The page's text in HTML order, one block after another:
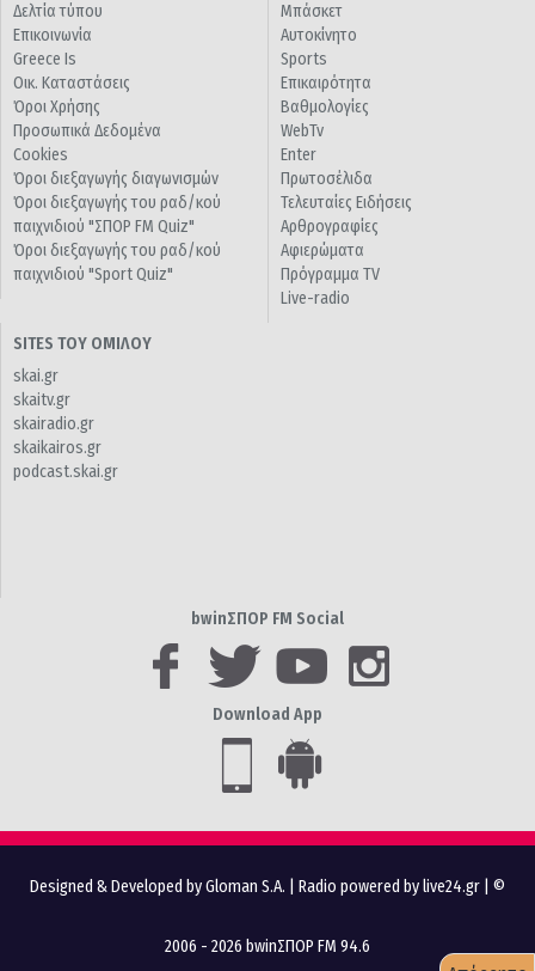
Δελτία τύπου
Επικοινωνία
Greece Is
Οικ. Καταστάσεις
Όροι Χρήσης
Προσωπικά Δεδομένα
Cookies
Όροι διεξαγωγής διαγωνισμών
Όροι διεξαγωγής του ραδ/κού
παιχνιδιού "ΣΠΟΡ FM Quiz"
Όροι διεξαγωγής του ραδ/κού
παιχνιδιού "Sport Quiz"
Μπάσκετ
Αυτοκίνητο
Sports
Επικαιρότητα
Βαθμολογίες
WebTv
Enter
Πρωτοσέλιδα
Τελευταίες Ειδήσεις
Αρθρογραφίες
Αφιερώματα
Πρόγραμμα TV
Live-radio
SITES ΤΟΥ ΟΜΙΛΟΥ
skai.gr
skaitv.gr
skairadio.gr
skaikairos.gr
podcast.skai.gr
bwinΣΠΟΡ FM Social
Download App
Designed & Developed by Gloman S.A. Radio powered by live24.gr | ©
2006 - 2026 bwinΣΠΟΡ FM 94.6